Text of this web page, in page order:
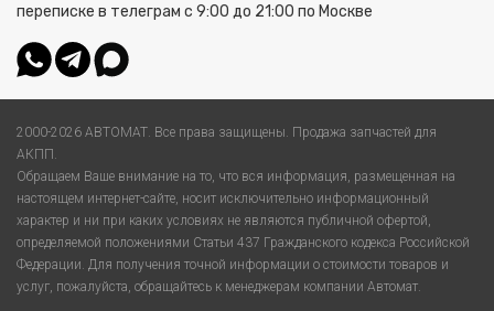
переписке в телеграм с 9:00 до 21:00 по Москве
2000-2026 АВТОМАТ. Все права защищены. Продажа запчастей для
АКПП.
Обращаем Ваше внимание на то, что вся информация, размещенная на
настоящем интернет-сайте, носит исключительно информационный
характер и ни при каких условиях не являются публичной офертой,
определяемой положениями Статьи 437 Гражданского кодекса Российской
Федерации. Для получения точной информации о стоимости товаров и
услуг, пожалуйста, обращайтесь к менеджерам компании Автомат.